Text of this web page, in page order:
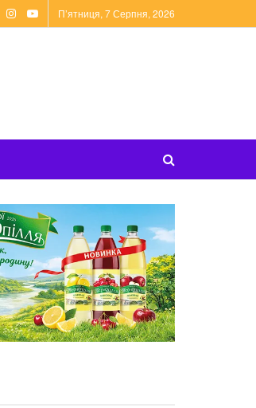
П’ятниця, 7 Серпня, 2026